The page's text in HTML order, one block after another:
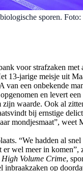
sporen.
voor strafzaken met
13-jarige meisje uit
van een onbekende
en levert een
waarde. Ook al
bij ernstige
mondjesmaat”, weet
“We hadden al snel
er wel meer in
High Volume Crime,
inbraakzaken op